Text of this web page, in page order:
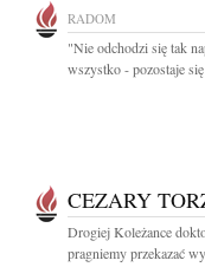
RADOM
"Nie odchodzi się tak
wszystko - pozostaje
CEZARY
Drogiej Koleżance
pragniemy przekazać